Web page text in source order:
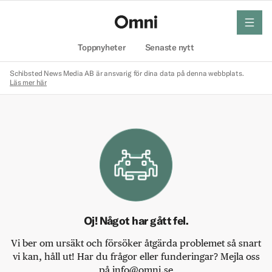
Toppnyheter Senaste nytt
meny
Schibsted News Media AB är ansvarig för dina data på denna webbplats.
Läs mer här
Oj! Något har gått fel.
Vi ber om ursäkt och försöker åtgärda problemet så snart
vi kan, håll ut! Har du frågor eller funderingar? Mejla oss